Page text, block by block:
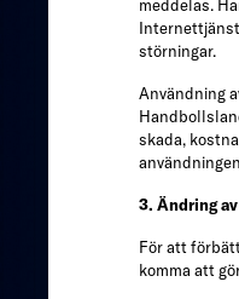
meddelas.
störningar.
Användning
skada,
3. Ändring
För att
komma att